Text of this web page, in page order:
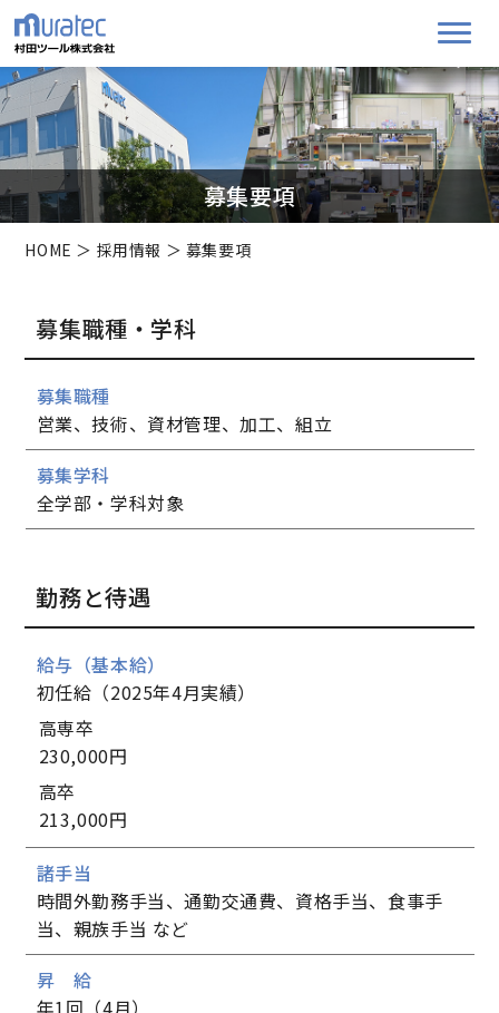
募集要項
HOME ＞ 採用情報 ＞ 募集要項
募集職種・学科
募集職種
営業、技術、資材管理、加工、組立
募集学科
全学部・学科対象
勤務と待遇
給与（基本給）
初任給（2025年4月実績）
高専卒
230,000円
高卒
213,000円
諸手当
時間外勤務手当、通勤交通費、資格手当、食事手
当、親族手当 など
昇 給
年1回（4月）